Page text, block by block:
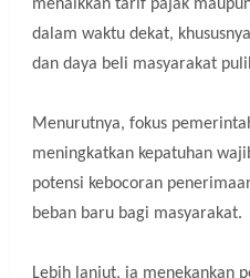
menaikkan tarif pajak
dalam waktu dekat,
dan daya beli masyarakat
Menurutnya, fokus
meningkatkan kepatuhan
potensi kebocoran
beban baru bagi masyarakat.
Lebih lanjut, ia menekankan